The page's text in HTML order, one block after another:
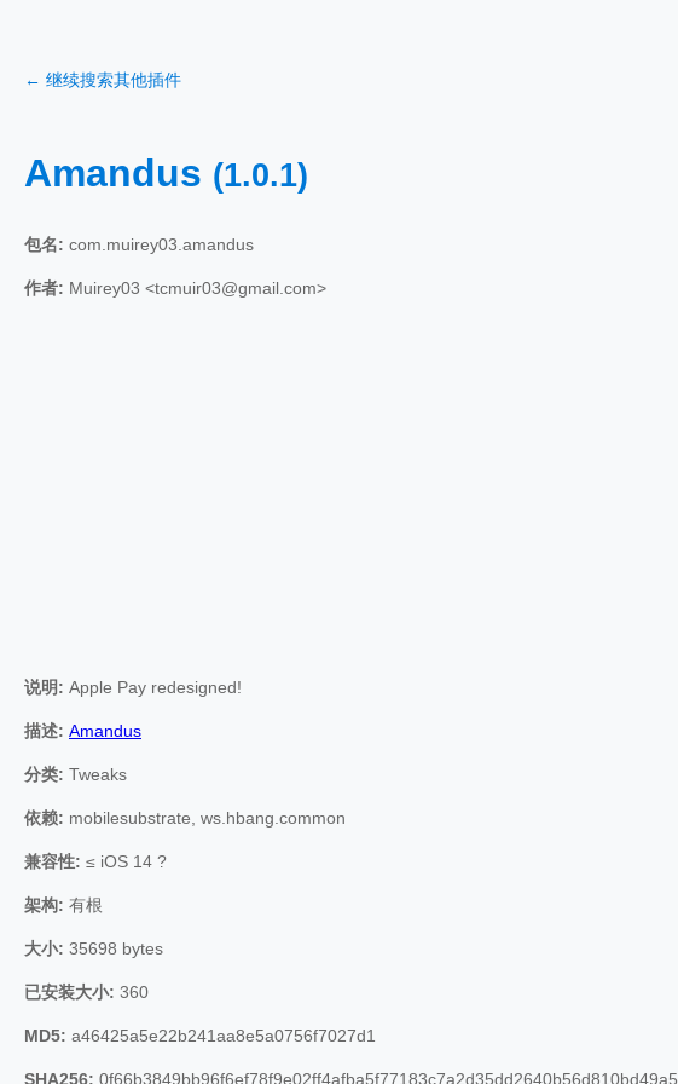
← 继续搜索其他插件
Amandus (1.0.1)
包名: com.muirey03.amandus
作者: Muirey03 <tcmuir03@gmail.com>
说明: Apple Pay redesigned!
描述: Amandus
分类: Tweaks
依赖: mobilesubstrate, ws.hbang.common
兼容性: ≤ iOS 14 ?
架构: 有根
大小: 35698 bytes
已安装大小: 360
MD5: a46425a5e22b241aa8e5a0756f7027d1
SHA256: 0f66b3849bb96f6ef78f9e02ff4afba5f77183c7a2d35dd2640b56d810bd49a5